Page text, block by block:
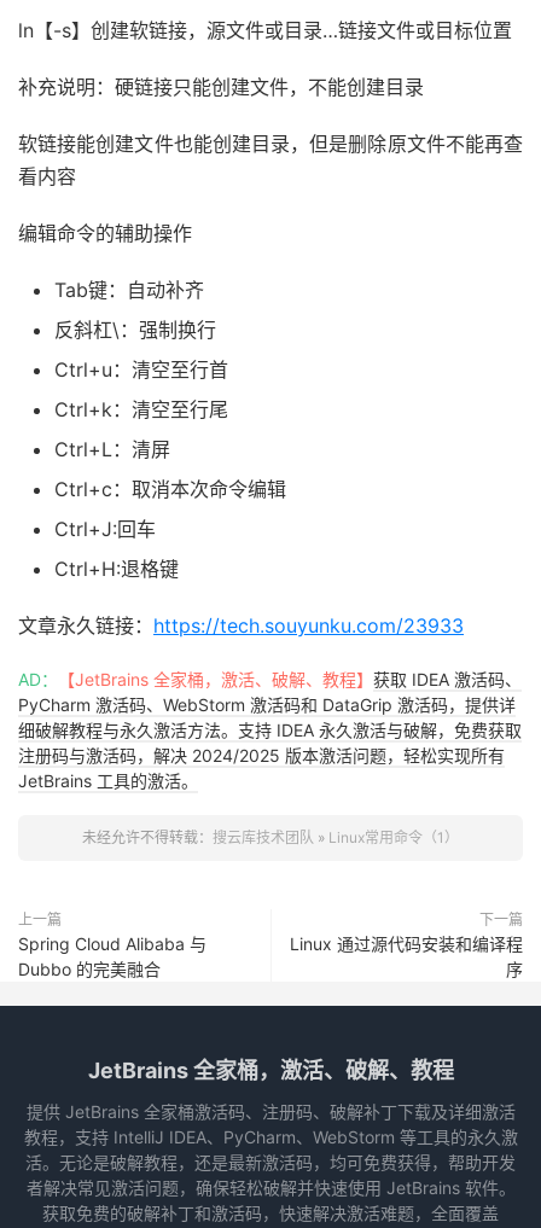
ln【-s】创建软链接，源文件或目录…链接文件或目标位置
补充说明：硬链接只能创建文件，不能创建目录
软链接能创建文件也能创建目录，但是删除原文件不能再查
看内容
编辑命令的辅助操作
Tab键：自动补齐
反斜杠\：强制换行
Ctrl+u：清空至行首
Ctrl+k：清空至行尾
Ctrl+L：清屏
Ctrl+c：取消本次命令编辑
Ctrl+J:回车
Ctrl+H:退格键
文章永久链接： https://tech.souyunku.com/23933
AD： 【JetBrains 全家桶，激活、破解、教程】 获取 IDEA 激活码、
PyCharm 激活码、WebStorm 激活码和 DataGrip 激活码，提供详
细破解教程与永久激活方法。支持 IDEA 永久激活与破解，免费获取
注册码与激活码，解决 2024/2025 版本激活问题，轻松实现所有
JetBrains 工具的激活。
未经允许不得转载： 搜云库技术团队 » Linux常用命令（1）
上一篇
Spring Cloud Alibaba 与
Dubbo 的完美融合
下一篇
Linux 通过源代码安装和编译程
序
JetBrains 全家桶，激活、破解、教程
提供 JetBrains 全家桶激活码、注册码、破解补丁下载及详细激活
教程，支持 IntelliJ IDEA、PyCharm、WebStorm 等工具的永久激
活。无论是破解教程，还是最新激活码，均可免费获得，帮助开发
者解决常见激活问题，确保轻松破解并快速使用 JetBrains 软件。
获取免费的破解补丁和激活码，快速解决激活难题，全面覆盖